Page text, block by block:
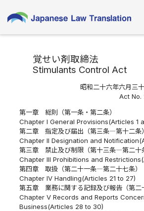
覚せい剤取締法
Stimulants Control Act
昭和二十六年六月三
Act No.
第一章 総則（第一条・第二条）
Chapter I General Provisions(Articles 1
第二章 指定及び届出（第三条―第十二条）
Chapter II Designation and
第三章 禁止及び制限（第十三条―第二十
Chapter III Prohibitions and
第四章 取扱（第二十一条―第二十七条）
Chapter IV Handling(Articles 21 to 27)
第五章 業務に関する記録及び報告（第二
Chapter V Records and Reports
Business(Articles 28 to 30)